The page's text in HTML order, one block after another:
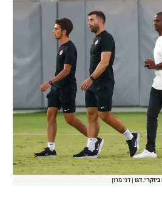
דגו דני מרון